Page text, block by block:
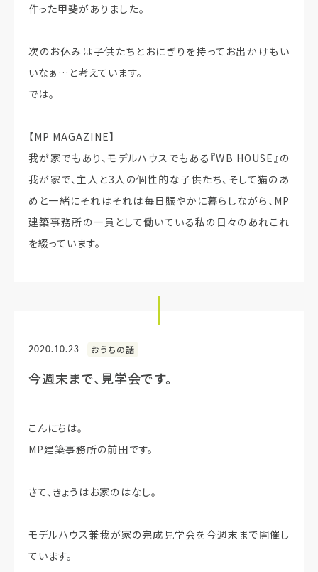
作った甲斐がありました。
次のお休みは子供たちとおにぎりを持ってお出かけもい
いなぁ…と考えています。
では。
【MP MAGAZINE】
我が家でもあり、モデルハウスでもある『WB HOUSE』の
我が家で、主人と3人の個性的な子供たち、そして猫のあ
めと一緒にそれはそれは毎日賑やかに暮らしながら、MP
建築事務所の一員として働いている私の日々のあれこれ
を綴っています。
2020.10.23 おうちの話
今週末まで、見学会です。
こんにちは。
MP建築事務所の前田です。
さて、きょうはお家のはなし。
モデルハウス兼我が家の完成見学会を今週末まで開催し
ています。